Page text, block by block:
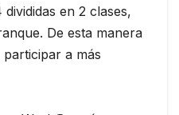
en 2 clases,
De esta manera
a más